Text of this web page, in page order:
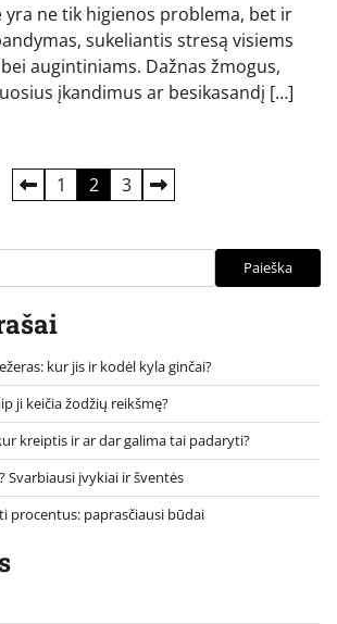
yra ne tik higienos problema, bet ir
sukeliantis stresą visiems
augintiniams. Dažnas žmogus,
įkandimus ar besikasandį […]
1 2 3
Paieška
kur jis ir kodėl kyla ginčai?
ji keičia žodžių reikšmę?
kreiptis ir ar dar galima tai padaryti?
Svarbiausi įvykiai ir šventės
procentus: paprasčiausi būdai